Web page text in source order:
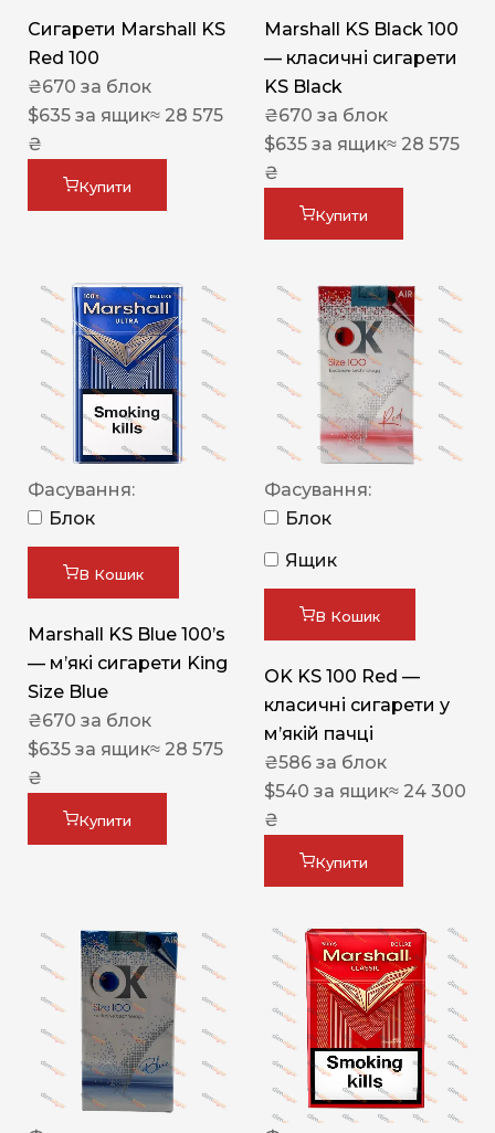
Сигарети Marshall KS
Red 100
₴670 за блок
$635 за ящик≈ 28 575
₴
Купити
Marshall KS Black 100
— класичні сигарети
KS Black
₴670 за блок
$635 за ящик≈ 28 575
₴
Купити
Фасування:
Блок
В Кошик
Marshall KS Blue 100’s
— м’які сигарети King
Size Blue
₴670 за блок
$635 за ящик≈ 28 575
₴
Купити
Фасування:
Блок
Ящик
В Кошик
OK KS 100 Red —
класичні сигарети у
м’якій пачці
₴586 за блок
$540 за ящик≈ 24 300
₴
Купити